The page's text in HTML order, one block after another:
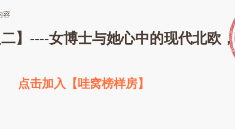
容
二】----女博士与她心中的现代北欧
点击加入【哇窝榜样房】